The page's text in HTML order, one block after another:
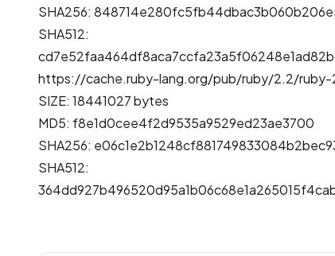
SHA256:
SHA512:
https://cache.ruby-lang.org/pub/ruby/2.2/ruby-
SIZE: 18441027 bytes
MD5: f8e1d0cee4f2d9535a9529ed23ae3700
SHA256:
SHA512: